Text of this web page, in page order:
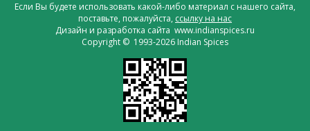
Если Вы будете использовать какой-либо материал с нашего сайта,
поставьте, пожалуйста, ссылку на нас
Дизайн и разработка сайта www.indianspices.ru
Copyright © 1993-2026 Indian Spices